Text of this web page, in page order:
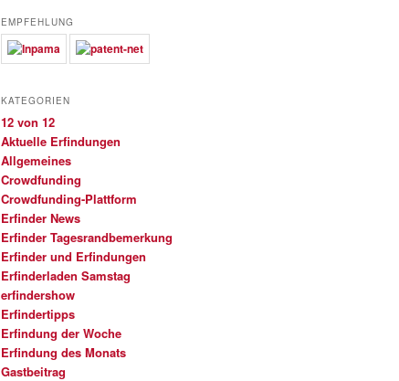
EMPFEHLUNG
KATEGORIEN
12 von 12
Aktuelle Erfindungen
Allgemeines
Crowdfunding
Crowdfunding-Plattform
Erfinder News
Erfinder Tagesrandbemerkung
Erfinder und Erfindungen
Erfinderladen Samstag
erfindershow
Erfindertipps
Erfindung der Woche
Erfindung des Monats
Gastbeitrag